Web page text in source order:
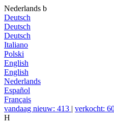
Nederlands b
Deutsch
Deutsch
Deutsch
Italiano
Polski
English
English
Nederlands
Español
Français
vandaag nieuw: 413 | verkocht:
H